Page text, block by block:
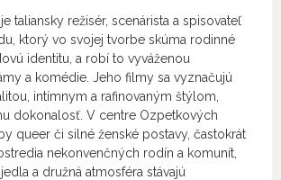
je taliansky režisér, scenárista a spisovateľ
ktorý vo svojej tvorbe skúma rodinné
identitu, a robí to vyváženou
a komédie. Jeho filmy sa vyznačujú
intímnym a rafinovaným štýlom,
dokonalosť. V centre Ozpetkových
queer či silné ženské postavy, častokrát
nekonvenčných rodín a komunít,
a družná atmosféra stávajú